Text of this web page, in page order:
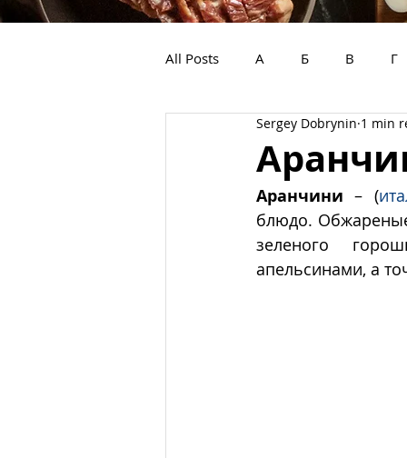
All Posts А Б В Г
У Ф Х
Sergey Dobrynin 1 min
Аранчини – (
блюдо.
зеленого
апельсинами, а